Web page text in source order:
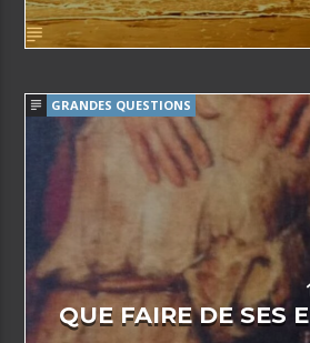
GRANDES QUESTIONS
QUE FAIRE DE SES